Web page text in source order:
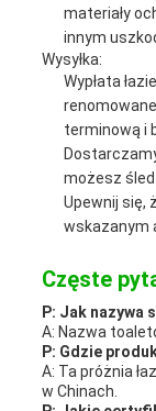
materiały
innym
Wysyłka:
Wypłata
terminową i
możesz
Upewnij się,
wskazanym
Częste
P: Jak nazywa
A: Nazwa
P: Gdzie
A: Ta próżnia
w Chinach.